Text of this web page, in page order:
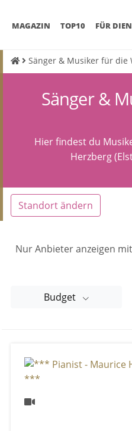
MAGAZIN (CURRENT)
TOP10 FÜR
Sänger & Musiker für die
Sänger &
Hier findest du
Herzberg
Standort ändern
Nur Anbieter anzeigen mit
Budget